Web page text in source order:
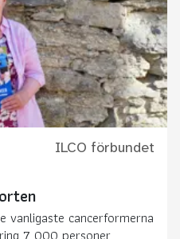
ILCO förbundet
vanligaste cancerformerna